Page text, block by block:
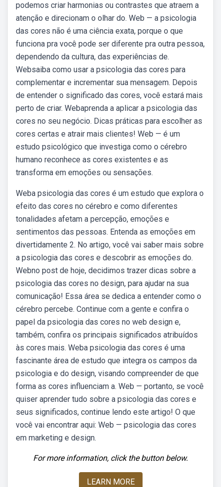
podemos criar harmonias ou contrastes que atraem a
atenção e direcionam o olhar do. Web — a psicologia
das cores não é uma ciência exata, porque o que
funciona pra você pode ser diferente pra outra pessoa,
dependendo da cultura, das experiências de.
Websaiba como usar a psicologia das cores para
complementar e incrementar sua mensagem. Depois
de entender o significado das cores, você estará mais
perto de criar. Webaprenda a aplicar a psicologia das
cores no seu negócio. Dicas práticas para escolher as
cores certas e atrair mais clientes! Web — é um
estudo psicológico que investiga como o cérebro
humano reconhece as cores existentes e as
transforma em emoções ou sensações.
Weba psicologia das cores é um estudo que explora o
efeito das cores no cérebro e como diferentes
tonalidades afetam a percepção, emoções e
sentimentos das pessoas. Entenda as emoções em
divertidamente 2. No artigo, você vai saber mais sobre
a psicologia das cores e descobrir as emoções do.
Webno post de hoje, decidimos trazer dicas sobre a
psicologia das cores no design, para ajudar na sua
comunicação! Essa área se dedica a entender como o
cérebro percebe. Continue com a gente e confira o
papel da psicologia das cores no web design e,
também, confira os principais significados atribuídos
às cores mais. Weba psicologia das cores é uma
fascinante área de estudo que integra os campos da
psicologia e do design, visando compreender de que
forma as cores influenciam a. Web — portanto, se você
quiser aprender tudo sobre a psicologia das cores e
seus significados, continue lendo este artigo! O que
você vai encontrar aqui: Web — psicologia das cores
em marketing e design.
For more information, click the button below.
LEARN MORE